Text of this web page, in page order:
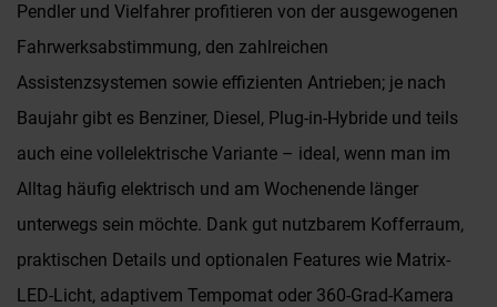
Pendler und Vielfahrer profitieren von der ausgewogenen
Fahrwerksabstimmung, den zahlreichen
Assistenzsystemen sowie effizienten Antrieben; je nach
Baujahr gibt es Benziner, Diesel, Plug-in-Hybride und teils
auch eine vollelektrische Variante – ideal, wenn man im
Alltag häufig elektrisch und am Wochenende länger
unterwegs sein möchte. Dank gut nutzbarem Kofferraum,
praktischen Details und optionalen Features wie Matrix-
LED-Licht, adaptivem Tempomat oder 360-Grad-Kamera